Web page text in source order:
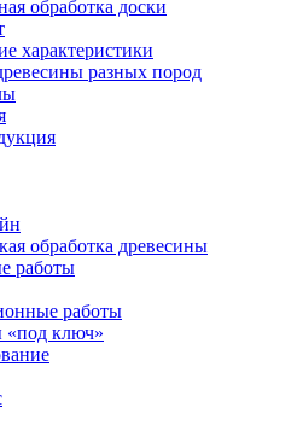
обработка доски
характеристики
разных пород
обработка древесины
работы
работы
«под ключ»